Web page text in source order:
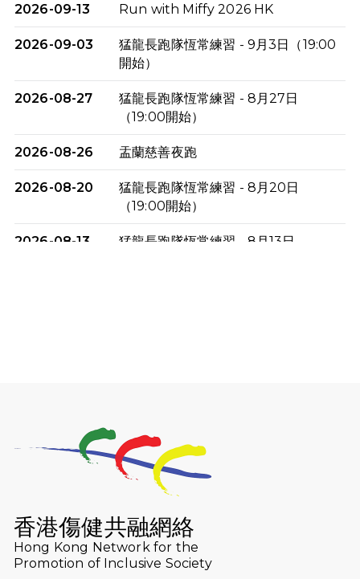
2026-09-13 Run with Miffy 2026 HK
2026-09-03
猛龍長跑隊恆常練習 - 9月3日（19:00
開始）
2026-08-27
猛龍長跑隊恆常練習 - 8月27日
（19:00開始）
2026-08-26 盂蘭慈善夜跑
2026-08-20
猛龍長跑隊恆常練習 - 8月20日
（19:00開始）
2026-08-13
猛龍長跑隊恆常練習 - 8月13日
2026-07-23
猛龍長跑隊恆常練習 - 7月23日
（19:00開始）
猛龍長跑隊恆常練習 - 7月16日
2026-07-10
【猛龍戈壁118公里分享暨香港傷健共
融網絡15周年晚宴】
香港傷健共融網絡
Hong Kong Network for the
Promotion of Inclusive Society